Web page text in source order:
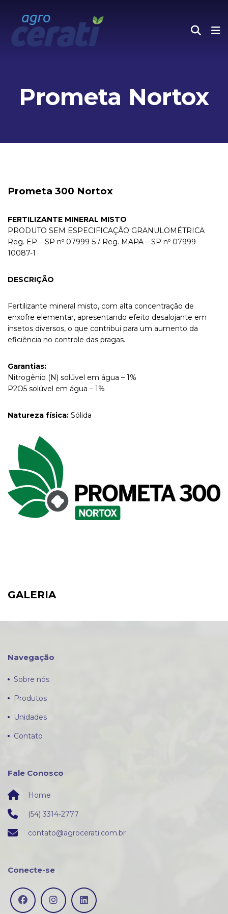
Prometa Nortox
Prometa 300 Nortox
FERTILIZANTE MINERAL MISTO
PRODUTO SEM ESPECIFICAÇÃO GRANULOMÉTRICA
Reg. EP – SP nº 07999-5 / Reg. MAPA – SP nº 07999
10087-1
DESCRIÇÃO
Fertilizante mineral misto, com alta concentração de
enxofre elementar, apresentando efeito desalojante em
insetos diversos, o que contribui para um aumento da
eficiência no controle das pragas.
Garantias:
Nitrogênio (N) solúvel em água – 1%
P2O5 solúvel em água – 1%
Natureza física: Sólida
GALERIA
Navegação
Sobre nós
Produtos
Unidades
Contato
Fale Conosco
Home
(54) 3314-2777
contato@agrocerati.com.br
Conecte-se